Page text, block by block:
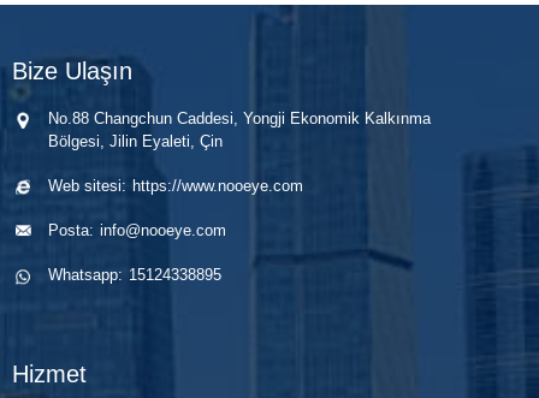
Bize Ulaşın
No.88 Changchun Caddesi, Yongji Ekonomik Kalkınma
Bölgesi, Jilin Eyaleti, Çin
Web sitesi: https://www.nooeye.com
Posta: info@nooeye.com
Whatsapp: 15124338895
Hizmet